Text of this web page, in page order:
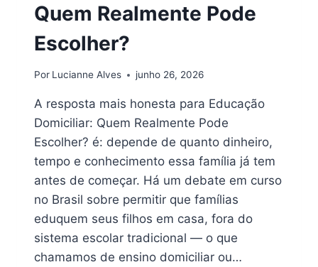
Quem Realmente Pode
Escolher?
Por Lucianne Alves junho 26, 2026
A resposta mais honesta para Educação
Domiciliar: Quem Realmente Pode
Escolher? é: depende de quanto dinheiro,
tempo e conhecimento essa família já tem
antes de começar. Há um debate em curso
no Brasil sobre permitir que famílias
eduquem seus filhos em casa, fora do
sistema escolar tradicional — o que
chamamos de ensino domiciliar ou…